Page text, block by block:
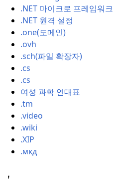
.NET 마이크로 프레임워크
.NET 원격 설정
.one(도메인)
.ovh
.sch(파일 확장자)
.cs
.cs
여성 과학 연대표
.tm
.video
.wiki
.XIP
.мкд
'